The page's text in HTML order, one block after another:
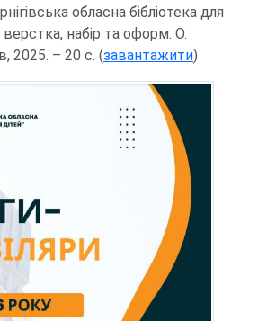
обласна бібліотека для
верстка, набір та оформ. О.
2025. – 20 с. (завантажити)